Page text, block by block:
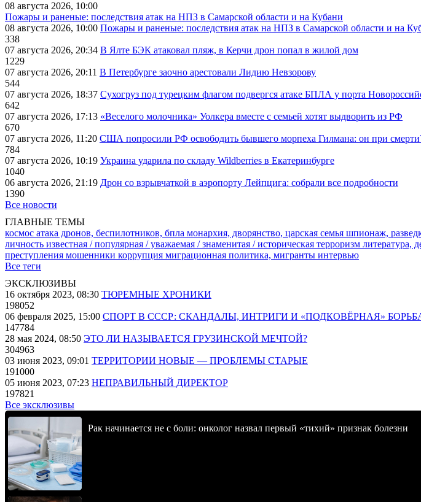
08 августа 2026, 10:00
Пожары и раненые: последствия атак на НПЗ в Самарской области и на Кубани
08 августа 2026, 10:00 Пожары и раненые: последствия атак на НПЗ в Самарской области и на
338
07 августа 2026, 20:34 В Ялте БЭК атаковал пляж, в Керчи дрон попал в жилой дом
1229
07 августа 2026, 20:11 В Петербурге заочно арестовали Лидию Невзорову
544
07 августа 2026, 18:37 Сухогруз под турецким флагом подвергся атаке БПЛА у порта
642
07 августа 2026, 17:13 «Веселого молочника» Уолкера вместе с семьей хотят выдворить из РФ
670
07 августа 2026, 11:20 США попросили РФ освободить бывшего морпеха Гилмана: он при
784
07 августа 2026, 10:19 Украина ударила по складу Wildberries в Екатеринбурге
1040
06 августа 2026, 21:19 Дрон со взрывчаткой в аэропорту Лейпцига: собрали все подробности
1390
Все новости
ГЛАВНЫЕ ТЕМЫ
космос атака дронов, беспилотников, бпла монархия, дворянство, царская семья шпионаж,
личность известная / популярная / уважаемая / знаменитая / историческая терроризм литература,
преступления мошенники коррупция миграционная политика, мигранты интервью
Все теги
ЭКСКЛЮЗИВЫ
16 октября 2023, 08:30 ТЮРЕМНЫЕ ХРОНИКИ
198052
06 февраля 2025, 15:00 СПОРТ В СССР: СКАНДАЛЫ, ИНТРИГИ И «ПОДКОВЁРНАЯ»
147784
28 мая 2024, 08:50 ЭТО ЛИ НАЗЫВАЕТСЯ ГРУЗИНСКОЙ МЕЧТОЙ?
304963
03 июня 2023, 09:01 ТЕРРИТОРИИ НОВЫЕ — ПРОБЛЕМЫ СТАРЫЕ
191000
05 июня 2023, 07:23 НЕПРАВИЛЬНЫЙ ДИРЕКТОР
197821
Все эксклюзивы
Рак начинается не с боли: онколог назвал первый «тихий» признак болезни